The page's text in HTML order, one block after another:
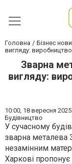
Головна Бізнес
вигляду:
Зварна
вигляду:
10:00, 18 вересня
Будівництво
У сучасному
зварна металева
незамінним
Харкові